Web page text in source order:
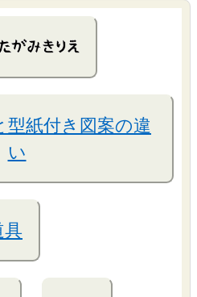
型紙付き図案の違
い
具